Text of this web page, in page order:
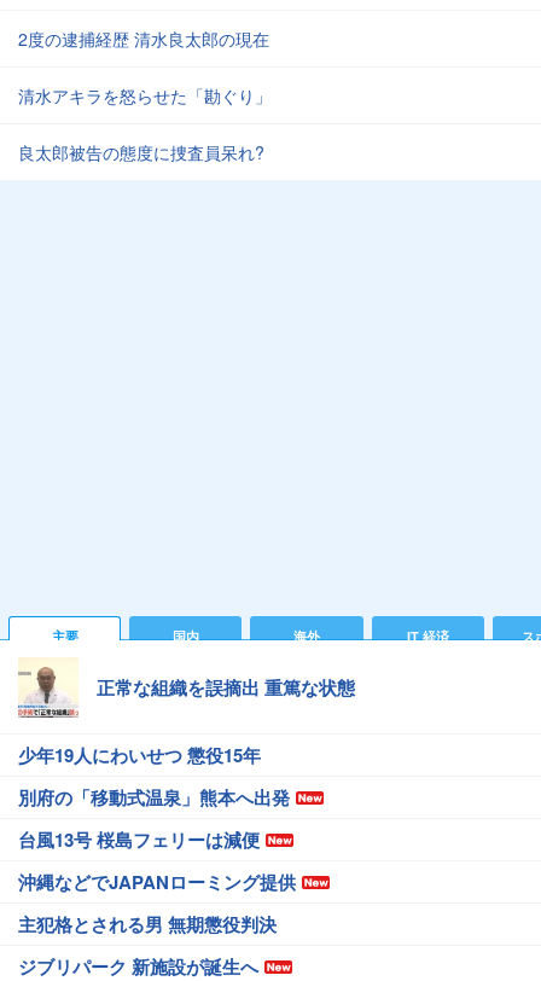
2度の逮捕経歴 清水良太郎の現在
清水アキラを怒らせた「勘ぐり」
良太郎被告の態度に捜査員呆れ?
主要 国内 海外 IT 経済 ス
正常な組織を誤摘出 重篤な状態
少年19人にわいせつ 懲役15年
別府の「移動式温泉」熊本へ出発
台風13号 桜島フェリーは減便
沖縄などでJAPANローミング提供
主犯格とされる男 無期懲役判決
ジブリパーク 新施設が誕生へ